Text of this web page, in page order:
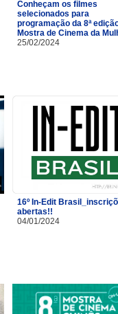
Conheçam os filmes
selecionados para
programação da 8ª
Mostra de Cinema da
25/02/2024
16º In-Edit
abertas!!
04/01/2024